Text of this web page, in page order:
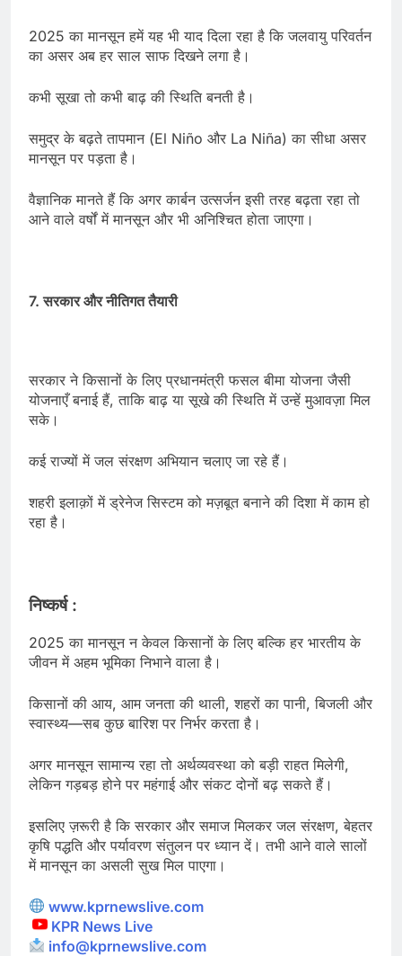
2025 का मानसून हमें यह भी याद दिला रहा है कि जलवायु परिवर्तन
का असर अब हर साल साफ दिखने लगा है।
कभी सूखा तो कभी बाढ़ की स्थिति बनती है।
समुद्र के बढ़ते तापमान (El Niño और La Niña) का सीधा असर
मानसून पर पड़ता है।
वैज्ञानिक मानते हैं कि अगर कार्बन उत्सर्जन इसी तरह बढ़ता रहा तो
आने वाले वर्षों में मानसून और भी अनिश्चित होता जाएगा।
7. सरकार और नीतिगत तैयारी
सरकार ने किसानों के लिए प्रधानमंत्री फसल बीमा योजना जैसी
योजनाएँ बनाई हैं, ताकि बाढ़ या सूखे की स्थिति में उन्हें मुआवज़ा मिल
सके।
कई राज्यों में जल संरक्षण अभियान चलाए जा रहे हैं।
शहरी इलाक़ों में ड्रेनेज सिस्टम को मज़बूत बनाने की दिशा में काम हो
रहा है।
निष्कर्ष :
2025 का मानसून न केवल किसानों के लिए बल्कि हर भारतीय के
जीवन में अहम भूमिका निभाने वाला है।
किसानों की आय, आम जनता की थाली, शहरों का पानी, बिजली और
स्वास्थ्य—सब कुछ बारिश पर निर्भर करता है।
अगर मानसून सामान्य रहा तो अर्थव्यवस्था को बड़ी राहत मिलेगी,
लेकिन गड़बड़ होने पर महंगाई और संकट दोनों बढ़ सकते हैं।
इसलिए ज़रूरी है कि सरकार और समाज मिलकर जल संरक्षण, बेहतर
कृषि पद्धति और पर्यावरण संतुलन पर ध्यान दें। तभी आने वाले सालों
में मानसून का असली सुख मिल पाएगा।
www.kprnewslive.com
KPR News Live
info@kprnewslive.com